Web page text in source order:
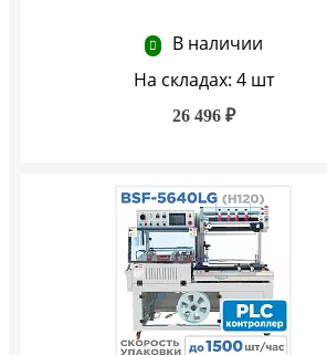
В наличии
На складах: 4 шт
26 496 ₽